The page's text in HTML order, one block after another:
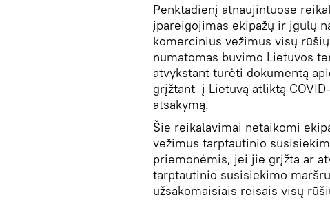
Penktadienį atnaujintuose
įpareigojimas ekipažų ir įgulų
komercinius vežimus visų
numatomas buvimo Lietuvos
atvykstant turėti dokumentą
grįžtant į Lietuvą atliktą
atsakymą.
Šie reikalavimai netaikomi
vežimus tarptautinio
priemonėmis, jei jie grįžta ar
tarptautinio susisiekimo
užsakomaisiais reisais visų